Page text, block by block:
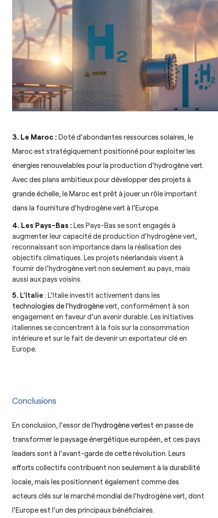
3. Le Maroc : Doté d'abondantes ressources solaires, le
Maroc est stratégiquement positionné pour exploiter les
énergies renouvelables pour la production d'hydrogène vert.
Avec des plans ambitieux pour développer des projets à
grande échelle, le Maroc est prêt à jouer un rôle important
dans la fourniture d'hydrogène vert à l'Europe.
4. Les Pays-Bas : Les Pays-Bas se sont engagés à
augmenter leur capacité de production d'hydrogène vert,
reconnaissant son importance dans la réalisation des
objectifs climatiques. Les projets néerlandais visent à
fournir de l'hydrogène vert non seulement au pays, mais
aussi aux pays voisins.
5. L'Italie : L'Italie investit activement dans les
technologies de l'hydrogènevert, conformément à son
engagement en faveur d'un avenir durable. Les initiatives
italiennes se concentrent à la fois sur la consommation
intérieure et sur le fait de devenir un exportateur clé en
Europe.
Conclusions
En conclusion, l'essor del'hydrogène vertest en passe de
transformer le paysage énergétique européen, et ces pays
leaders sont à l'avant-garde de cette révolution. Leurs
efforts collectifs contribuent non seulement à la durabilité
locale, mais les positionnent également comme des
acteurs clés sur le marché mondial de l'hydrogène vert, dont
l'Europe est l'un des principaux bénéficiaires.